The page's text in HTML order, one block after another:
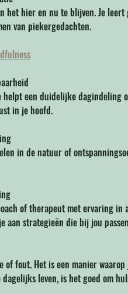
het hier en nu te blijven. Je
van piekergedachten.
helpt een duidelijke
in je hoofd.
in de natuur of
of therapeut met ervaring
aan strategieën die bij jou
of fout. Het is een manier
leven, is het goed om